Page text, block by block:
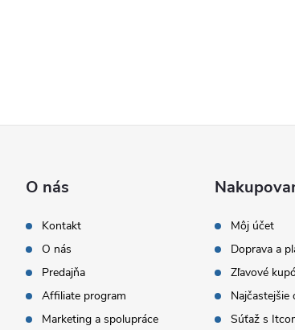
O nás
Kontakt
O nás
Predajňa
Affiliate program
Marketing a spolupráce
Môj účet
Doprava a
Zľavové
Najčastejšie
Súťaž s